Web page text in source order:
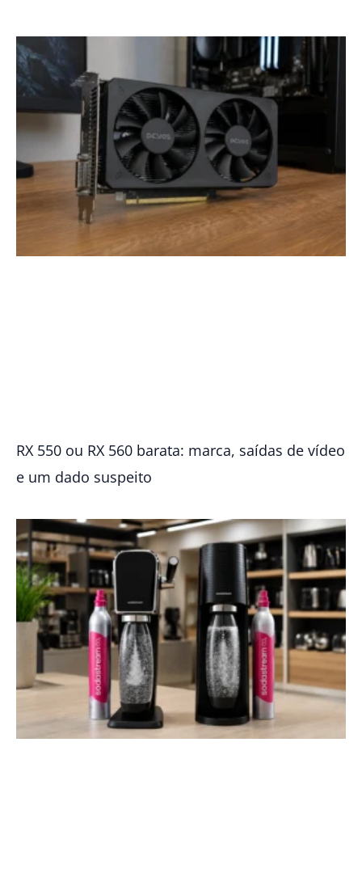
RX 550 ou RX 560 barata: marca, saídas de vídeo
e um dado suspeito